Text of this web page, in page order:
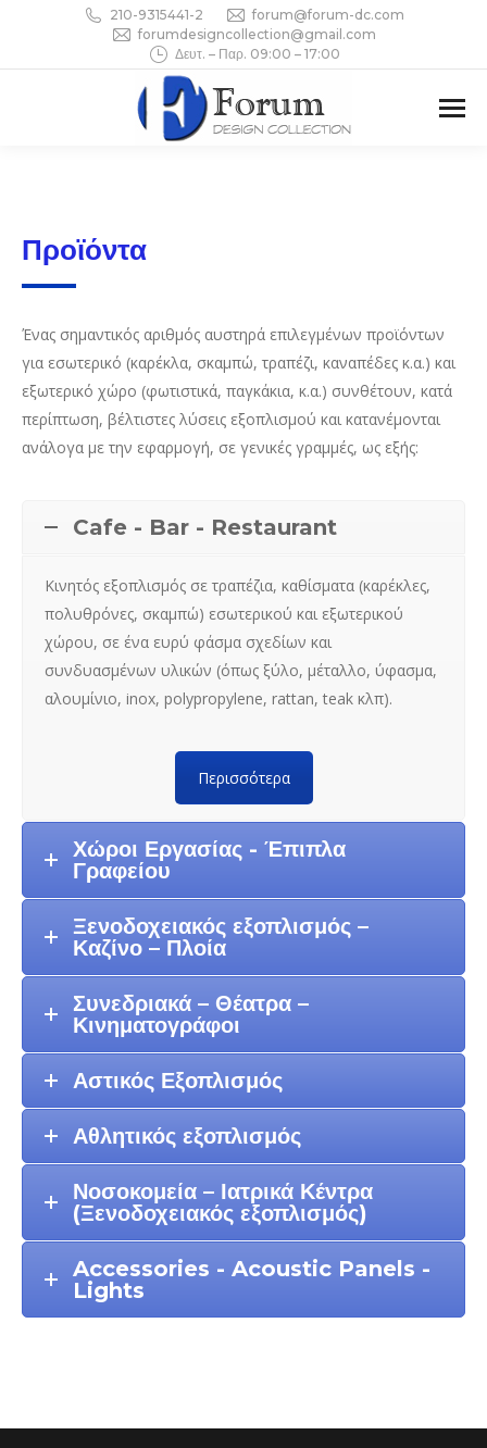
210-9315441-2
forum@forum-dc.com
forumdesigncollection@gmail.com
Δευτ. – Παρ. 09:00 – 17:00
Προϊόντα
Ένας σημαντικός αριθμός αυστηρά επιλεγμένων προϊόντων
για εσωτερικό (καρέκλα, σκαμπώ, τραπέζι, καναπέδες κ.α.) και
εξωτερικό χώρο (φωτιστικά, παγκάκια, κ.α.) συνθέτουν, κατά
περίπτωση, βέλτιστες λύσεις εξοπλισμού και κατανέμονται
ανάλογα με την εφαρμογή, σε γενικές γραμμές, ως εξής:
Cafe - Bar - Restaurant
Κινητός εξοπλισμός σε τραπέζια, καθίσματα (καρέκλες,
πολυθρόνες, σκαμπώ) εσωτερικού και εξωτερικού
χώρου, σε ένα ευρύ φάσμα σχεδίων και
συνδυασμένων υλικών (όπως ξύλο, μέταλλο, ύφασμα,
αλουμίνιο, inox, polypropylene, rattan, teak κλπ).
Περισσότερα
Χώροι Εργασίας - Έπιπλα
Γραφείου
Ξενοδοχειακός εξοπλισμός –
Καζίνο – Πλοία
Συνεδριακά – Θέατρα –
Κινηματογράφοι
Αστικός Εξοπλισμός
Αθλητικός εξοπλισμός
Νοσοκομεία – Ιατρικά Κέντρα
(Ξενοδοχειακός εξοπλισμός)
Accessories - Acoustic Panels -
Lights